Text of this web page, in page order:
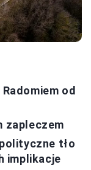
od
zapleczem
tło
implikacje